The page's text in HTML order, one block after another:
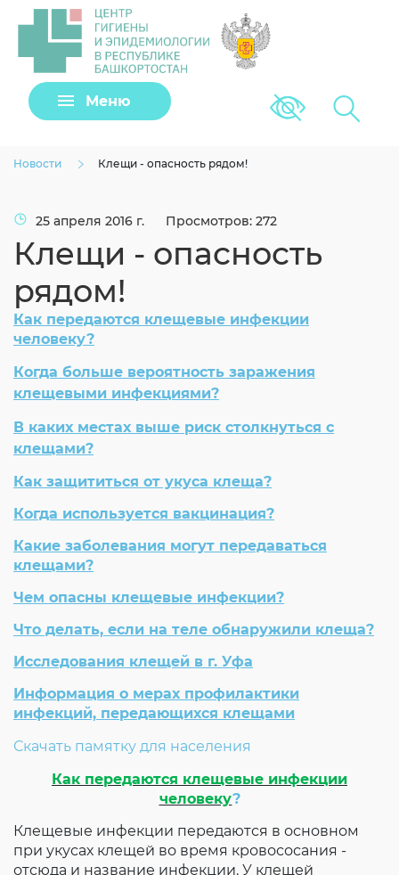
Меню Версия для
Новости Клещи - опасность рядом!
25 апреля 2016 г. Просмотров: 272
Клещи - опасность
рядом!
Как передаются клещевые инфекции
человеку?
Когда больше вероятность заражения
клещевыми инфекциями?
В каких местах выше риск столкнуться с
клещами?
Как защититься от укуса клеща?
Когда используется вакцинация?
Какие заболевания могут передаваться
клещами?
Чем опасны клещевые инфекции?
Что делать, если на теле обнаружили клеща?
Исследования клещей в г. Уфа
Информация о мерах профилактики
инфекций, передающихся клещами
Скачать памятку для населения
Как передаются клещевые инфекции
человеку?
Клещевые инфекции передаются в основном
при укусах клещей во время кровососания -
отсюда и название инфекции. У клещей
Задать вопрос
Клещи
Введите слово с картинки*: